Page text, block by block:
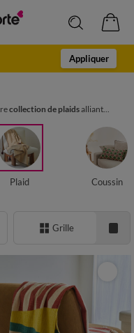
Appliquer
collection de plaidsalliant...
Plaid Coussin
Grille